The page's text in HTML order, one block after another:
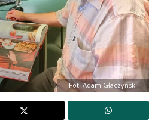
Fot. Adam Głaczyński